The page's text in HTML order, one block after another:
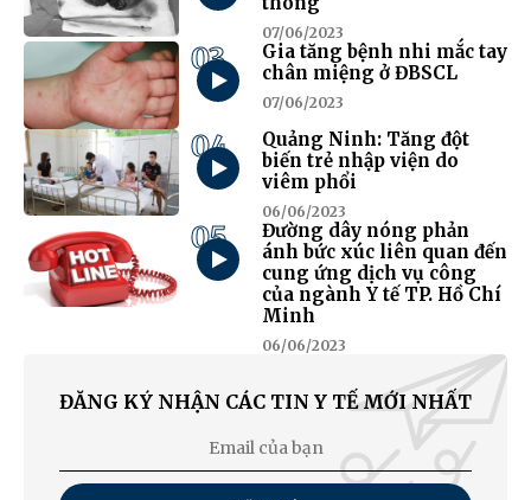
07/06/2023
03
Gia tăng bệnh nhi mắc tay
chân miệng ở ĐBSCL
07/06/2023
04
Quảng Ninh: Tăng đột
biến trẻ nhập viện do
viêm phổi
06/06/2023
05
Đường dây nóng phản
ánh bức xúc liên quan đến
cung ứng dịch vụ công
của ngành Y tế TP. Hồ Chí
Minh
06/06/2023
ĐĂNG KÝ NHẬN CÁC TIN Y TẾ MỚI NHẤT